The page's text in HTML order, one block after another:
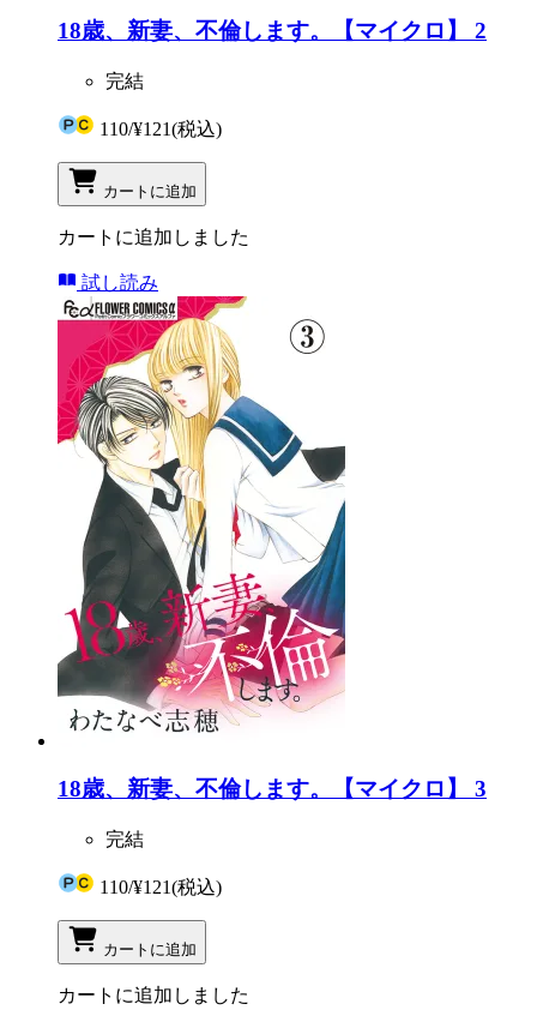
18歳、新妻、不倫します。【マイクロ】 2
完結
110/¥121(税込)
カートに追加
カートに追加しました
試し読み
18歳、新妻、不倫します。【マイクロ】 3
完結
110/¥121(税込)
カートに追加
カートに追加しました